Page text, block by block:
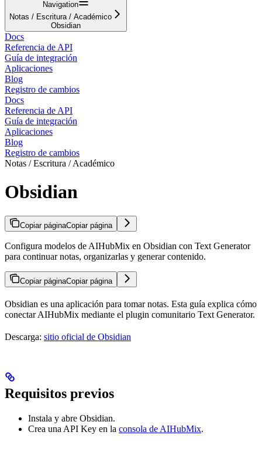
Navigation
Notas / Escritura / Académico
Obsidian
Docs
Referencia de API
Guía de integración
Aplicaciones
Blog
Registro de cambios
Docs
Referencia de API
Guía de integración
Aplicaciones
Blog
Registro de cambios
Notas / Escritura / Académico
Obsidian
Copiar páginaCopiar página
Configura modelos de AIHubMix en Obsidian con Text Generator
para continuar notas, organizarlas y generar contenido.
Copiar páginaCopiar página
Obsidian es una aplicación para tomar notas. Esta guía explica cómo
conectar AIHubMix mediante el plugin comunitario Text Generator.
Descarga: sitio oficial de Obsidian
Requisitos previos
Instala y abre Obsidian.
Crea una API Key en la consola de AIHubMix.